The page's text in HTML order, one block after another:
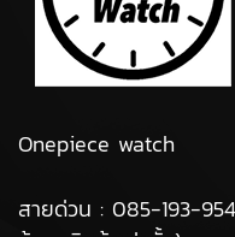
Onepiece watch
สายด่วน : 085-193-